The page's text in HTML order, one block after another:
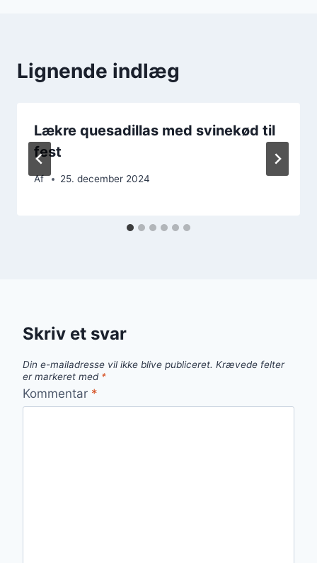
Lignende indlæg
Lækre quesadillas med svinekød til
fest
Af 25. december 2024
Skriv et svar
Din e-mailadresse vil ikke blive publiceret. Krævede felter
er markeret med *
Kommentar *